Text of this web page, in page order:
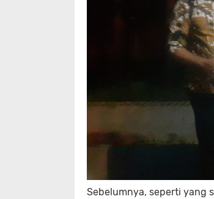
Sebelumnya, seperti yang